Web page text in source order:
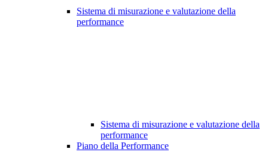
Sistema di misurazione e valutazione della
performance
Sistema di misurazione e valutazione della
performance
Piano della Performance